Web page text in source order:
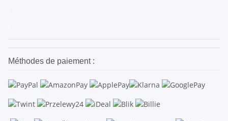
Méthodes de paiement :